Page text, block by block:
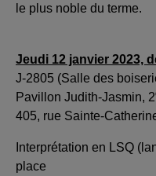
le plus noble du terme.
Jeudi 12 janvier 2023,
J-2805 (Salle des
Pavillon Judith-Jasmin, 2
405, rue Sainte-
Interprétation en LSQ
place